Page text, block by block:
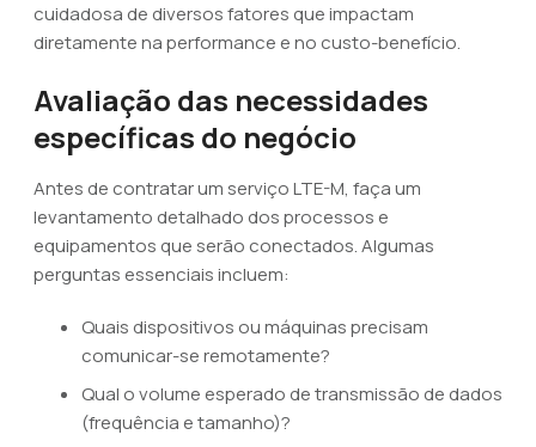
cuidadosa de diversos fatores que impactam
diretamente na performance e no custo-benefício.
Avaliação das necessidades
específicas do negócio
Antes de contratar um serviço LTE-M, faça um
levantamento detalhado dos processos e
equipamentos que serão conectados. Algumas
perguntas essenciais incluem:
Quais dispositivos ou máquinas precisam
comunicar-se remotamente?
Qual o volume esperado de transmissão de dados
(frequência e tamanho)?